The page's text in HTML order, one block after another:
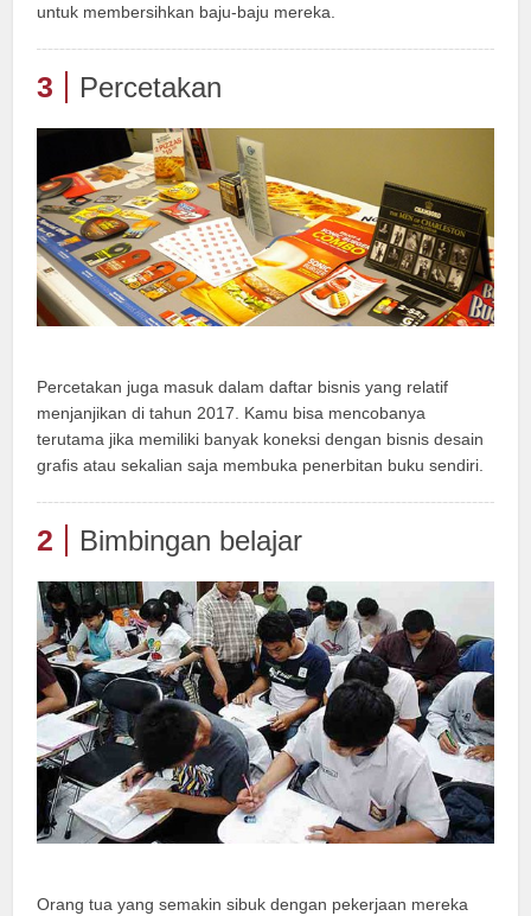
untuk membersihkan baju-baju mereka.
3 Percetakan
Percetakan juga masuk dalam daftar bisnis yang relatif
menjanjikan di tahun 2017. Kamu bisa mencobanya
terutama jika memiliki banyak koneksi dengan bisnis desain
grafis atau sekalian saja membuka penerbitan buku sendiri.
2 Bimbingan belajar
Orang tua yang semakin sibuk dengan pekerjaan mereka